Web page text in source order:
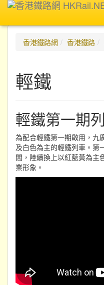
香港鐵路網
香港鐵路
輕鐵
輕鐵第一期
為配合輕鐵第一期啟用，九
及白色為主的輕鐵列車。第
間，陸續換上以紅藍黃為主
業形象。